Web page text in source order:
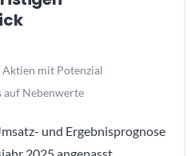
Aktien mit Potenzial
auf Nebenwerte
und Ergebnisprognose
2025 angepasst.